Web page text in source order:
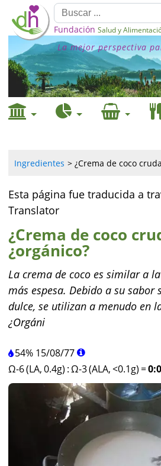
Fundación Salud y
La mejor perspectiva
Ingredientes ¿Crema de coco
Esta página fue traducida a
Translator
¿Crema de coco
¿orgánico?
La crema de coco es similar a
más espesa. Debido a su sabor
dulce, se utilizan a menudo en
¿Orgáni
54% 15/08/77
Ω-6 (LA, 0.4g) :Ω-3 (ALA, <0.1g) =0:0